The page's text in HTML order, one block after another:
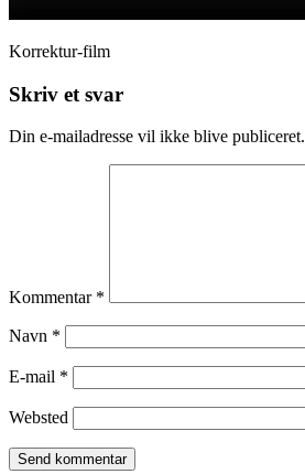
Korrektur-film
Skriv et svar
Din e-mailadresse vil ikke blive publiceret.
Kommentar *
Navn *
E-mail *
Websted